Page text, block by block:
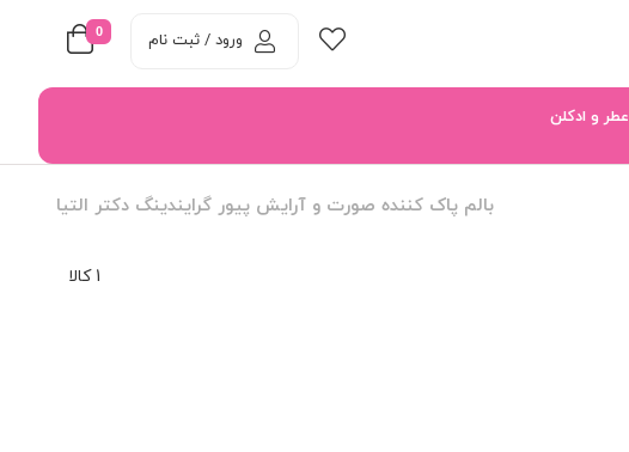
0 ورود / ثبت نام
عطر و ادکلن
بالم پاک کننده صورت و آرایش پیور گرایندینگ دکتر التیا
1 کالا